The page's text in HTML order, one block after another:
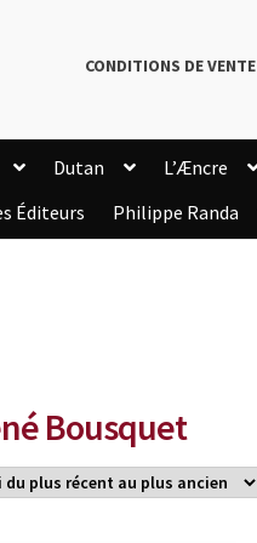
CONDITIONS DE VENTE
Dutan L’Æncre
Éditeurs Philippe Randa
Bousquet